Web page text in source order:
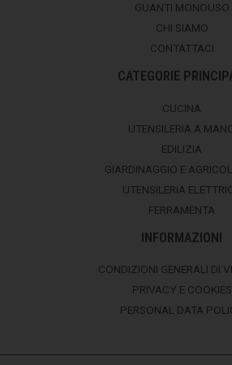
GUANTI MONOUSO
CHI SIAMO
CONTATTACI
CATEGORIE
CUCINA
UTENSILERIA A
EDILIZIA
GIARDINAGGIO E
UTENSILERIA
FERRAMENTA
INFORMAZIONI
CONDIZIONI GENERALI DI
PRIVACY E COOKIES
PERSONAL DATA